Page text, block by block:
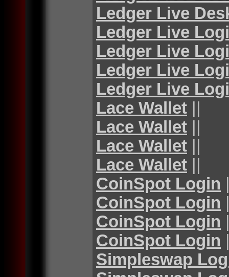
Ledger Live
Ledger Live
Ledger Live
Ledger Live
Ledger Live
Lace Wallet ||
Lace Wallet ||
Lace Wallet ||
Lace Wallet ||
CoinSpot Login
CoinSpot Login
CoinSpot Login
CoinSpot Login
Simpleswap